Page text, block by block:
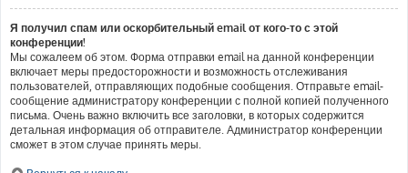
Я получил спам или оскорбительный email от кого-то с этой
конференции!
Мы сожалеем об этом. Форма отправки email на данной конференции
включает меры предосторожности и возможность отслеживания
пользователей, отправляющих подобные сообщения. Отправьте email-
сообщение администратору конференции с полной копией полученного
письма. Очень важно включить все заголовки, в которых содержится
детальная информация об отправителе. Администратор конференции
сможет в этом случае принять меры.